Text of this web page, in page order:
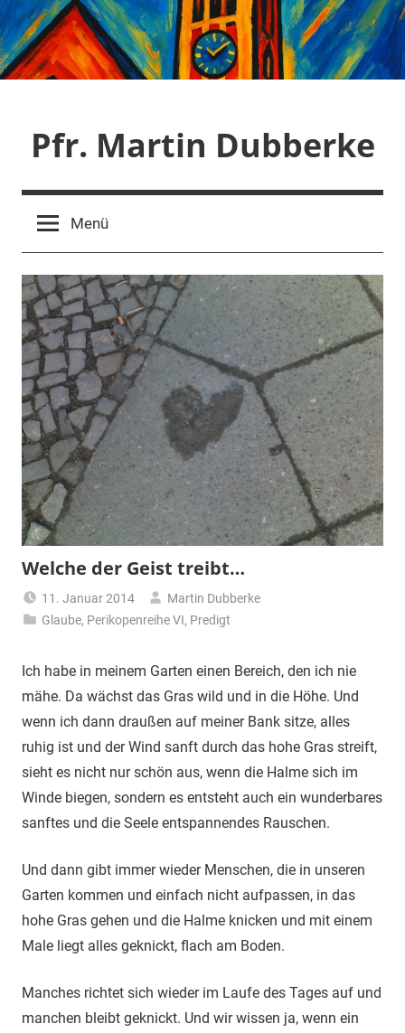
Zum
Inhalt
springen
Pfr. Martin Dubberke
Menü
Welche der Geist treibt…
11. Januar 2014
Martin Dubberke
Glaube, Perikopenreihe VI, Predigt
Ich habe in meinem Garten einen Bereich, den ich nie
mähe. Da wächst das Gras wild und in die Höhe. Und
wenn ich dann draußen auf meiner Bank sitze, alles
ruhig ist und der Wind sanft durch das hohe Gras streift,
sieht es nicht nur schön aus, wenn die Halme sich im
Winde biegen, sondern es entsteht auch ein wunderbares
sanftes und die Seele entspannendes Rauschen.
Und dann gibt immer wieder Menschen, die in unseren
Garten kommen und einfach nicht aufpassen, in das
hohe Gras gehen und die Halme knicken und mit einem
Male liegt alles geknickt, flach am Boden.
Manches richtet sich wieder im Laufe des Tages auf und
manchen bleibt geknickt. Und wir wissen ja, wenn ein